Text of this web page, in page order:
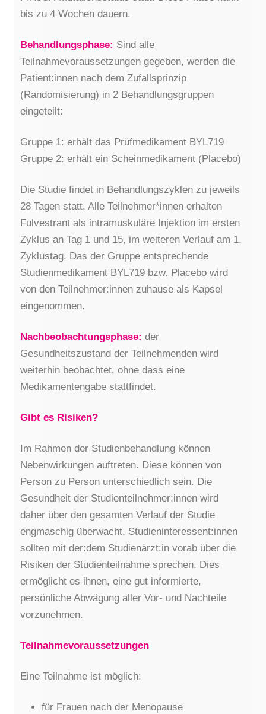
bis zu 4 Wochen dauern.
Behandlungsphase: Sind alle
Teilnahmevoraussetzungen gegeben, werden die
Patient:innen nach dem Zufallsprinzip
(Randomisierung) in 2 Behandlungsgruppen
eingeteilt:
Gruppe 1: erhält das Prüfmedikament BYL719
Gruppe 2: erhält ein Scheinmedikament (Placebo)
Die Studie findet in Behandlungszyklen zu jeweils
28 Tagen statt. Alle Teilnehmer*innen erhalten
Fulvestrant als intramuskuläre Injektion im ersten
Zyklus an Tag 1 und 15, im weiteren Verlauf am 1.
Zyklustag. Das der Gruppe entsprechende
Studienmedikament BYL719 bzw. Placebo wird
von den Teilnehmer:innen zuhause als Kapsel
eingenommen.
Nachbeobachtungsphase: der
Gesundheitszustand der Teilnehmenden wird
weiterhin beobachtet, ohne dass eine
Medikamentengabe stattfindet.
Gibt es Risiken?
Im Rahmen der Studienbehandlung können
Nebenwirkungen auftreten. Diese können von
Person zu Person unterschiedlich sein. Die
Gesundheit der Studienteilnehmer:innen wird
daher über den gesamten Verlauf der Studie
engmaschig überwacht. Studieninteressent:innen
sollten mit der:dem Studienärzt:in vorab über die
Risiken der Studienteilnahme sprechen. Dies
ermöglicht es ihnen, eine gut informierte,
persönliche Abwägung aller Vor- und Nachteile
vorzunehmen.
Teilnahmevoraussetzungen
Eine Teilnahme ist möglich:
für Frauen nach der Menopause